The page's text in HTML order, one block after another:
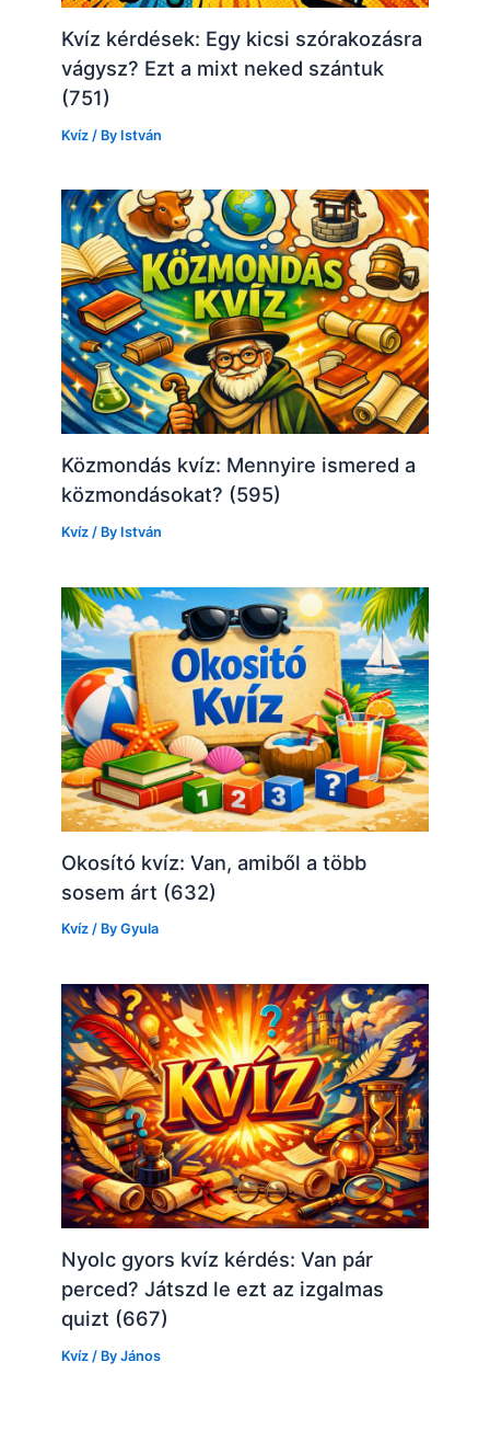
Kvíz kérdések: Egy kicsi szórakozásra
vágysz? Ezt a mixt neked szántuk
(751)
Kvíz / By István
Közmondás kvíz: Mennyire ismered a
közmondásokat? (595)
Kvíz / By István
Okosító kvíz: Van, amiből a több
sosem árt (632)
Kvíz / ByGyula
Nyolc gyors kvíz kérdés: Van pár
perced? Játszd le ezt az izgalmas
quizt (667)
Kvíz / ByJános